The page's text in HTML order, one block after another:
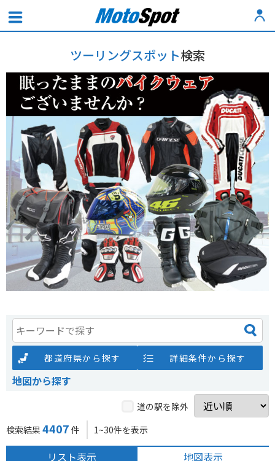
ツーリングスポット検索
都道府県から探す 詳細条件から探す
地図から探す
道の駅を除外
検索結果 4407 件 1~30件を表示
リスト表示 地図表示